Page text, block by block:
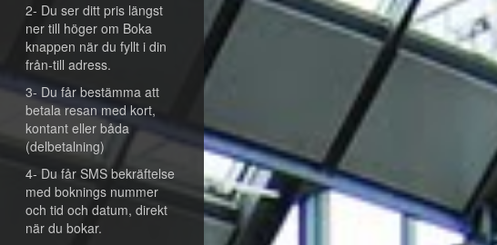
2- Du ser ditt pris längst
ner till höger om Boka
knappen när du fyllt i din
från-till adress.
3- Du får bestämma att
betala resan med kort,
kontant eller båda
(delbetalning)
4- Du får SMS bekräftelse
med boknings nummer
och tid och datum, direkt
när du bokar.